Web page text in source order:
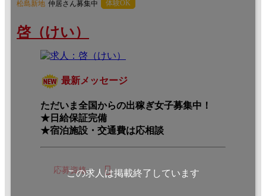
松島新地 仲居さん募集中 体験OK
啓（けい）
最新メッセージ
ただいま全国からの出稼ぎ女子募集中！
★日給保証完備
★宿泊施設・交通費は応相談
応募資格
この求人は掲載終了しています